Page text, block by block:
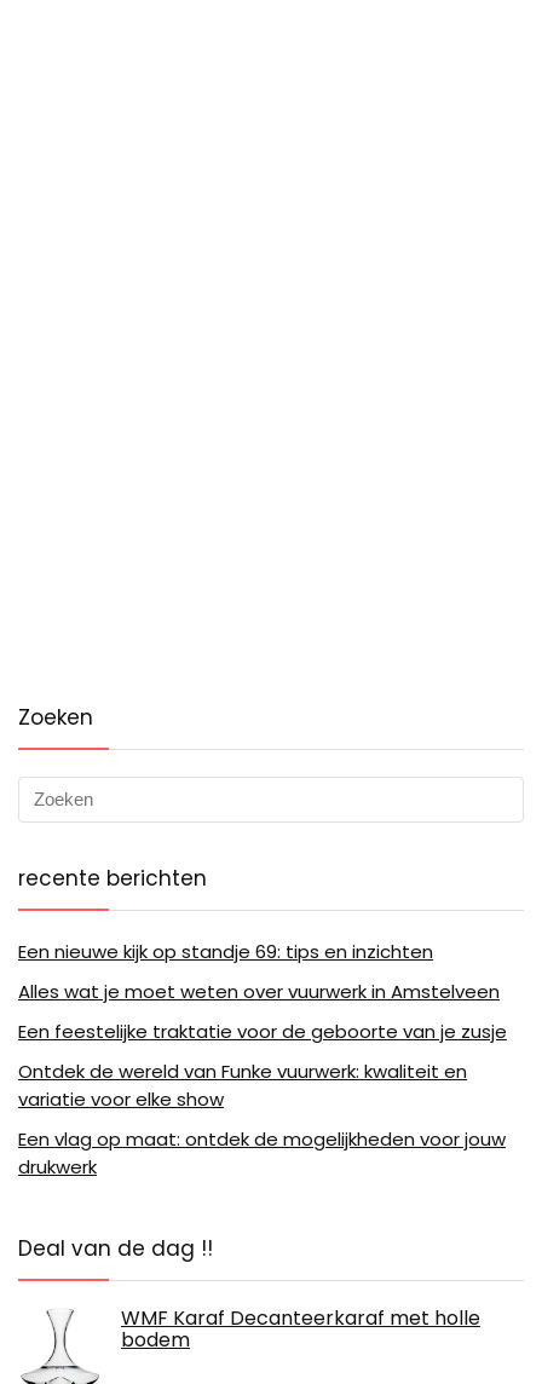
Zoeken
recente berichten
Een nieuwe kijk op standje 69: tips en inzichten
Alles wat je moet weten over vuurwerk in Amstelveen
Een feestelijke traktatie voor de geboorte van je zusje
Ontdek de wereld van Funke vuurwerk: kwaliteit en
variatie voor elke show
Een vlag op maat: ontdek de mogelijkheden voor jouw
drukwerk
Deal van de dag !!
WMF Karaf Decanteerkaraf met holle
bodem